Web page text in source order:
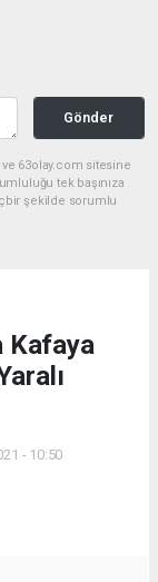
Gönder
63olay.com sitesine
tek başınıza
şekilde sorumlu
Kafaya
- 10:50